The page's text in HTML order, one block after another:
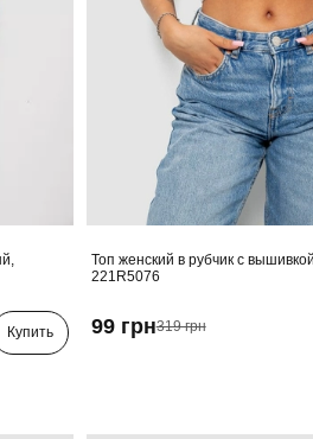
Купить
Топ женский в рубчик с
221R5076
99 грн319 грн